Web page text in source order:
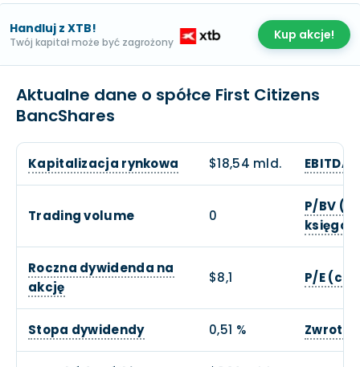
Handluj z XTB!
Twój kapitał może być zagrożony Kup akcje!
Aktualne dane o spółce First Citizens
BancShares
Kapitalizacja rynkowa $18,54 mld. EBITDA
Trading volume 0
P/BV
Roczna dywidenda na
akcję
$8,1 P/E
Stopa dywidendy 0,51 % Zwrot z